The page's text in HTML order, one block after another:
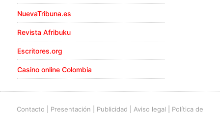
NuevaTribuna.es
Revista Afribuku
Escritores.org
Casino online Colombia
Contacto Presentación Publicidad Aviso legal Política de